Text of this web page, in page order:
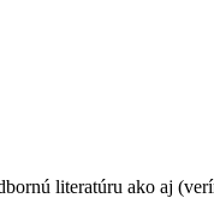
literatúru ako aj